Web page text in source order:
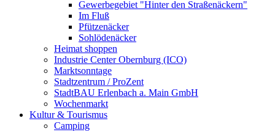
Gewerbegebiet "Hinter den Straßenäckern"
Im Fluß
Pfützenäcker
Sohlödenäcker
Heimat shoppen
Industrie Center Obernburg (ICO)
Marktsonntage
Stadtzentrum / ProZent
StadtBAU Erlenbach a. Main GmbH
Wochenmarkt
Kultur & Tourismus
Camping